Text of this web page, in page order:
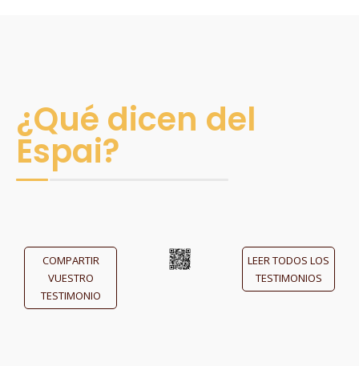
¿Qué dicen del
Espai?
COMPARTIR
VUESTRO
TESTIMONIO
LEER TODOS LOS
TESTIMONIOS